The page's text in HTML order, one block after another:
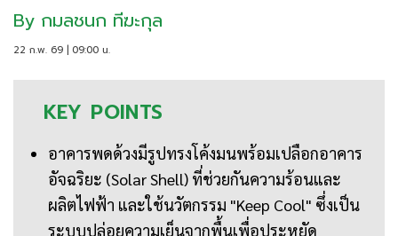
By กมลชนก ทีฆะกุล
22 ก.พ. 69 | 09:00 น.
KEY POINTS
อาคารพดด้วงมีรูปทรงโค้งมนพร้อมเปลือกอาคาร
อัจฉริยะ (Solar Shell) ที่ช่วยกันความร้อนและ
ผลิตไฟฟ้า และใช้นวัตกรรม "Keep Cool" ซึ่งเป็น
ระบบปล่อยความเย็นจากพื้นเพื่อประหยัด